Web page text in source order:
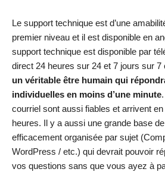
Le support technique est d’une
premier niveau et il est disponible en
support technique est disponible par
direct 24 heures sur 24 et 7 jours sur 7
un véritable être humain qui
individuelles en moins d’une minute
courriel sont aussi fiables et arrivent
heures. Il y a aussi une grande base
efficacement organisée par sujet
WordPress / etc.) qui devrait pouvoir
vos questions sans que vous ayez à